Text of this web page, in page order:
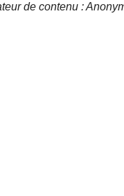
de contenu :